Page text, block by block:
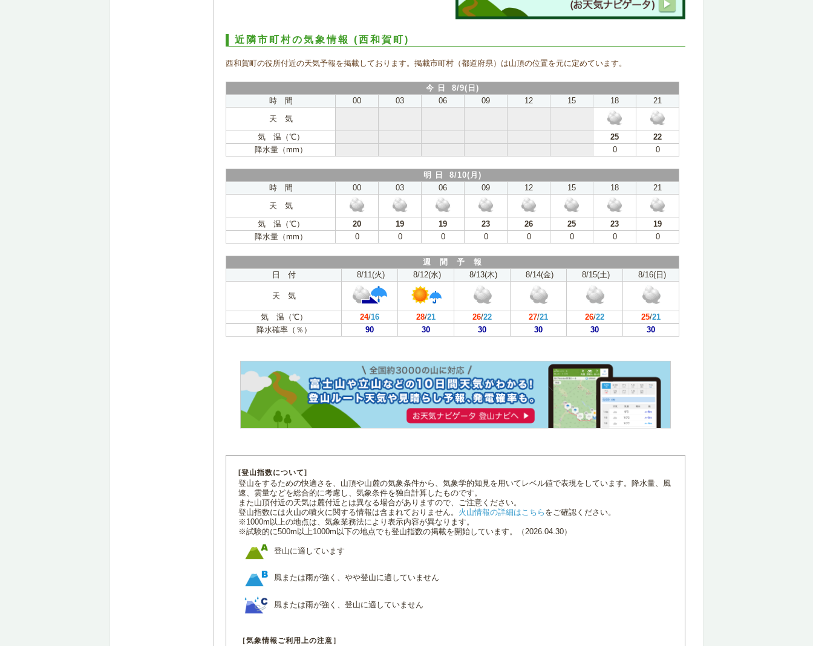
近隣市町村の気象情報 (西和賀町)
西和賀町の役所付近の天気予報を掲載しております。掲載市町村（都道府県）は山頂の位置を元に定めています。
今 日 8/9(日)
時 間
00 03 06 09 12 15 18
21
天 気
気 温（℃）
25
22
降水量（mm）
0 0
明 日 8/10(月)
時 間
00 03 06 09 12 15 18
21
天 気
気 温（℃）
20 19 19 23 26 25 23
19
降水量（mm）
0 0 0 0 0 0 0 0
週 間 予 報
日 付
8/11(火) 8/12(水) 8/13(木) 8/14(金) 8/15(土) 8/16(日)
天 気
気 温（℃） 24/16 28/21 26/22 27/21 26/22 25/21
降水確率（％）
90 30 30 30 30 30
[登山指数について]
登山をするための快適さを、山頂や山麓の気象条件から、気象学的知見を用いてレベル値で表現をしています。降水量、風
速、雲量などを総合的に考慮し、気象条件を独自計算したものです。
また山頂付近の天気は麓付近とは異なる場合がありますので、ご注意ください。
登山指数には火山の噴火に関する情報は含まれておりません。 火山情報の詳細はこちら をご確認ください。
※1000m以上の地点は、気象業務法により表示内容が異なります。
※試験的に500m以上1000m以下の地点でも登山指数の掲載を開始しています。（2026.04.30）
登山に適しています
風または雨が強く、やや登山に適していません
風または雨が強く、登山に適していません
［気象情報ご利用上の注意］